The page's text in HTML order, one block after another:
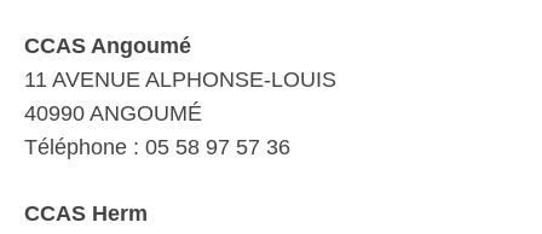
CCAS Angoumé
11 AVENUE ALPHONSE-LOUIS
40990 ANGOUMÉ
Téléphone : 05 58 97 57 36
CCAS Herm